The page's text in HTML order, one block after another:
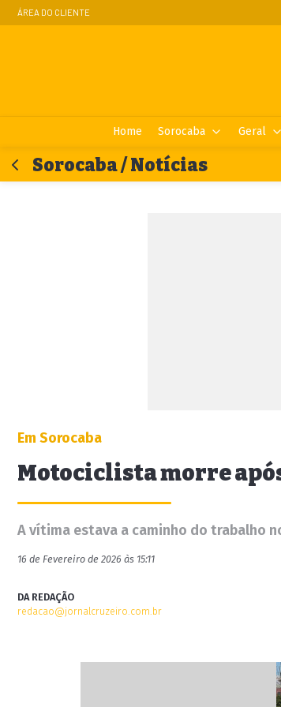
ÁREA DO CLIENTE
Home Sorocaba Geral
Sorocaba / Notícias
Em Sorocaba
Motociclista morre
A vítima estava a caminho do trabalho
16 de Fevereiro de 2026 às 15:11
DA REDAÇÃO
redacao@jornalcruzeiro.com.br